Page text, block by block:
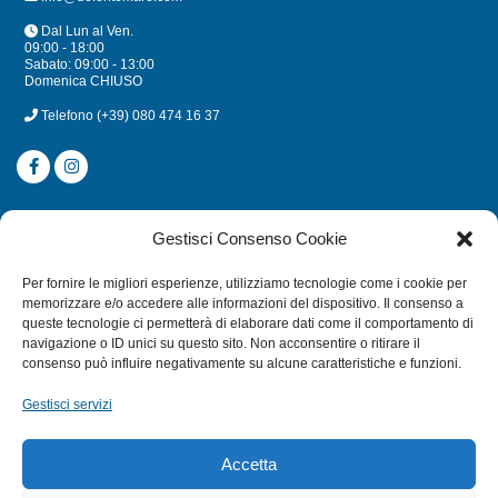
Gestisci Consenso Cookie
Per fornire le migliori esperienze, utilizziamo tecnologie come i cookie per
memorizzare e/o accedere alle informazioni del dispositivo. Il consenso a
queste tecnologie ci permetterà di elaborare dati come il comportamento di
navigazione o ID unici su questo sito. Non acconsentire o ritirare il
consenso può influire negativamente su alcune caratteristiche e funzioni.
Gestisci servizi
Accetta
Dal Lun al Ven.
09:00 - 18:00
Sabato: 09:00 - 13:00
Domenica CHIUSO
Telefono (+39) 080 474 16 37
CATEGORIE
MULINELLI
CANNE
ACCESSORI NAUTICI